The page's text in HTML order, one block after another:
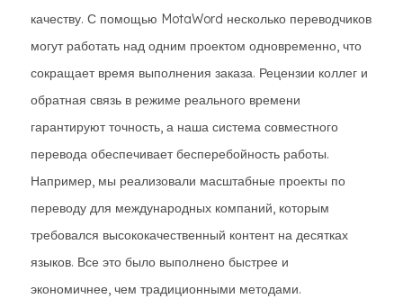
качеству. С помощью MotaWord несколько переводчиков
могут работать над одним проектом одновременно, что
сокращает время выполнения заказа. Рецензии коллег и
обратная связь в режиме реального времени
гарантируют точность, а наша система совместного
перевода обеспечивает бесперебойность работы.
Например, мы реализовали масштабные проекты по
переводу для международных компаний, которым
требовался высококачественный контент на десятках
языков. Все это было выполнено быстрее и
экономичнее, чем традиционными методами.